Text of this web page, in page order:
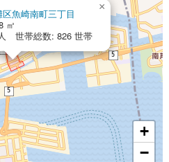
魚崎南町三丁目
㎡
世帯総数: 826 世帯
×
+
−